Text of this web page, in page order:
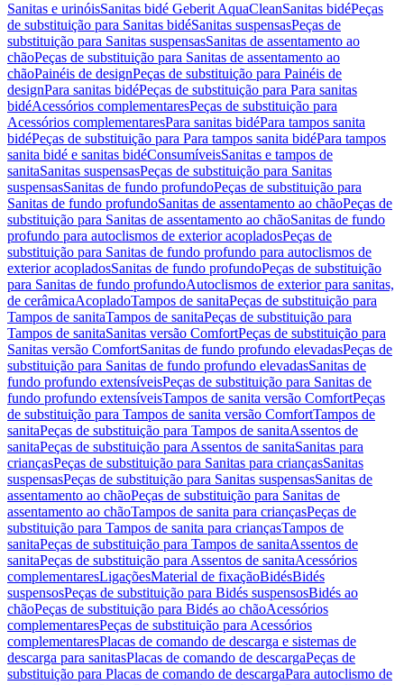
Sanitas e urinóisSanitas bidé Geberit AquaCleanSanitas bidéPeças
de substituição para Sanitas bidéSanitas suspensasPeças de
substituição para Sanitas suspensasSanitas de assentamento ao
chãoPeças de substituição para Sanitas de assentamento ao
chãoPainéis de designPeças de substituição para Painéis de
designPara sanitas bidéPeças de substituição para Para sanitas
bidéAcessórios complementaresPeças de substituição para
Acessórios complementaresPara sanitas bidéPara tampos sanita
bidéPeças de substituição para Para tampos sanita bidéPara tampos
sanita bidé e sanitas bidéConsumíveisSanitas e tampos de
sanitaSanitas suspensasPeças de substituição para Sanitas
suspensasSanitas de fundo profundoPeças de substituição para
Sanitas de fundo profundoSanitas de assentamento ao chãoPeças de
substituição para Sanitas de assentamento ao chãoSanitas de fundo
profundo para autoclismos de exterior acopladosPeças de
substituição para Sanitas de fundo profundo para autoclismos de
exterior acopladosSanitas de fundo profundoPeças de substituição
para Sanitas de fundo profundoAutoclismos de exterior para sanitas,
de cerâmicaAcopladoTampos de sanitaPeças de substituição para
Tampos de sanitaTampos de sanitaPeças de substituição para
Tampos de sanitaSanitas versão ComfortPeças de substituição para
Sanitas versão ComfortSanitas de fundo profundo elevadasPeças de
substituição para Sanitas de fundo profundo elevadasSanitas de
fundo profundo extensíveisPeças de substituição para Sanitas de
fundo profundo extensíveisTampos de sanita versão ComfortPeças
de substituição para Tampos de sanita versão ComfortTampos de
sanitaPeças de substituição para Tampos de sanitaAssentos de
sanitaPeças de substituição para Assentos de sanitaSanitas para
criançasPeças de substituição para Sanitas para criançasSanitas
suspensasPeças de substituição para Sanitas suspensasSanitas de
assentamento ao chãoPeças de substituição para Sanitas de
assentamento ao chãoTampos de sanita para criançasPeças de
substituição para Tampos de sanita para criançasTampos de
sanitaPeças de substituição para Tampos de sanitaAssentos de
sanitaPeças de substituição para Assentos de sanitaAcessórios
complementaresLigaçõesMaterial de fixaçãoBidésBidés
suspensosPeças de substituição para Bidés suspensosBidés ao
chãoPeças de substituição para Bidés ao chãoAcessórios
complementaresPeças de substituição para Acessórios
complementaresPlacas de comando de descarga e sistemas de
descarga para sanitasPlacas de comando de descargaPeças de
substituição para Placas de comando de descargaPara autoclismo de